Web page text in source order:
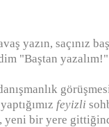
yazın, saçınız
"Baştan
feyizli
yeni bir yere